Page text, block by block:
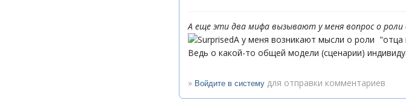
А еще эти два мифа вызывают у меня вопрос о роли
А у меня возникают мысли о роли "отца
Ведь о какой-то общей модели (сценарии)
» Войдите в систему для отправки комментариев